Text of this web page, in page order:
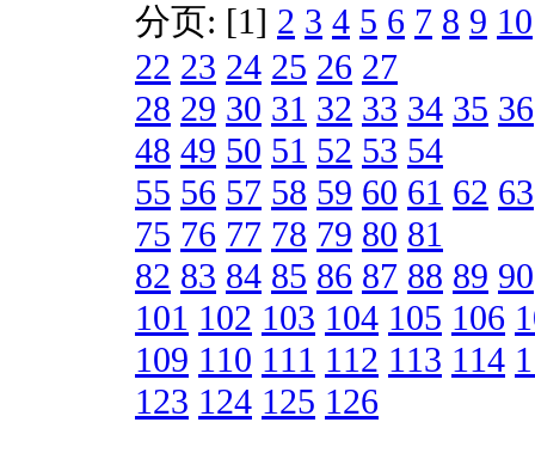
分页: [1] 2 3 4 5 6 7 8 9 10
22 23 24 25 26 27
28 29 30 31 32 33 34 35 36
48 49 50 51 52 53 54
55 56 57 58 59 60 61 62 63
75 76 77 78 79 80 81
82 83 84 85 86 87 88 89 90
101 102 103 104 105 106
109 110 111 112 113 114
123 124 125 126